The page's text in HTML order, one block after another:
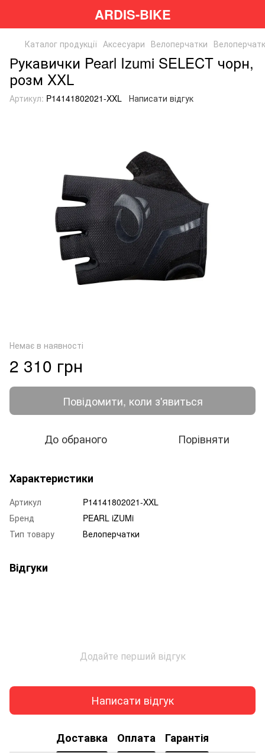
ARDIS-BIKE
Каталог продукції Аксесуари Велоперчатки
Рукавички Pearl Izumi SELECT чорн,
розм XXL
Артикул: P14141802021-XXL Написати відгук
Немає в наявності
2 310 грн
Повідомити, коли з'явиться
До обраного Порівняти
Характеристики
Артикул
P14141802021-XXL
Бренд
PEARL iZUMi
Тип товару
Велоперчатки
Відгуки
Додайте перший відгук
Написати відгук
Доставка Оплата Гарантія